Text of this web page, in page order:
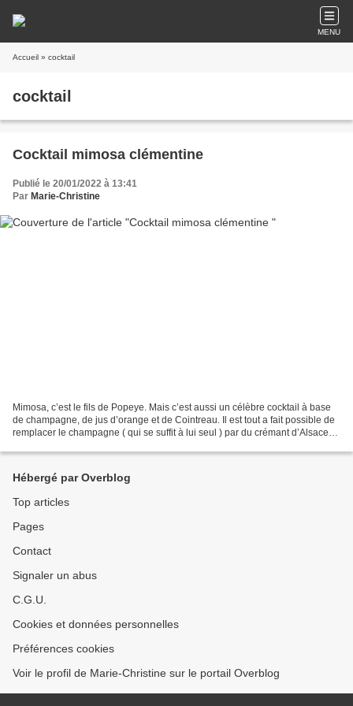
MENU
Accueil » cocktail
cocktail
Cocktail mimosa clémentine
Publié le 20/01/2022 à 13:41
Par Marie-Christine
Mimosa, c’est le fils de Popeye. Mais c’est aussi un célèbre cocktail à base
de champagne, de jus d’orange et de Cointreau. Il est tout a fait possible de
remplacer le champagne ( qui se suffit à lui seul ) par du crémant d’Alsace
Hébergé par Overblog
Top articles
Pages
Contact
Signaler un abus
C.G.U.
Cookies et données personnelles
Préférences cookies
Voir le profil de Marie-Christine sur le portail Overblog